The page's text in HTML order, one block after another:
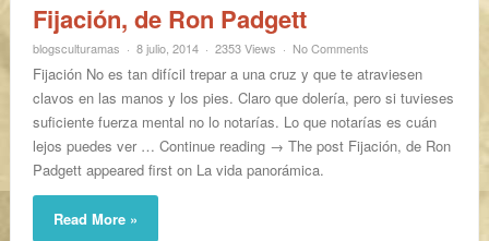
Fijación, de Ron Padgett
blogsculturamas 8 julio, 2014 2353 Views No Comments
Fijación No es tan difícil trepar a una cruz y que te atraviesen
clavos en las manos y los pies. Claro que dolería, pero si tuvieses
suficiente fuerza mental no lo notarías. Lo que notarías es cuán
lejos puedes ver … Continue reading → The post Fijación, de Ron
Padgett appeared first on La vida panorámica.
Read More »